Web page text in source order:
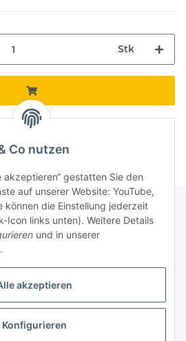
Stk
werden geladen ...
Co nutzen
akzeptieren“ gestatten Sie den
auf unserer Website: YouTube,
können die Einstellung jederzeit
Icon links unten). Weitere Details
und in unserer
.
akzeptieren
Konfigurieren